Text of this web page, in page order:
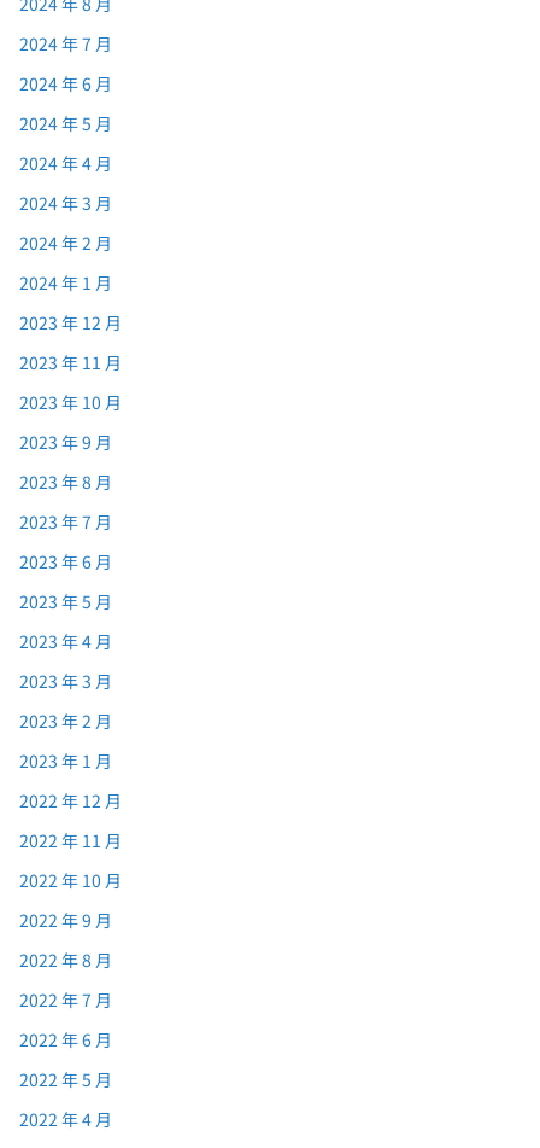
2024 年 7 月
2024 年 6 月
2024 年 5 月
2024 年 4 月
2024 年 3 月
2024 年 2 月
2024 年 1 月
2023 年 12 月
2023 年 11 月
2023 年 10 月
2023 年 9 月
2023 年 8 月
2023 年 7 月
2023 年 6 月
2023 年 5 月
2023 年 4 月
2023 年 3 月
2023 年 2 月
2023 年 1 月
2022 年 12 月
2022 年 11 月
2022 年 10 月
2022 年 9 月
2022 年 8 月
2022 年 7 月
2022 年 6 月
2022 年 5 月
2022 年 4 月